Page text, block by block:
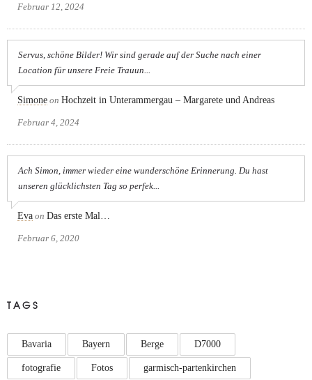
Februar 12, 2024
Servus, schöne Bilder! Wir sind gerade auf der Suche nach einer
Location für unsere Freie Trauun...
Simone on Hochzeit in Unterammergau – Margarete und Andreas
Februar 4, 2024
Ach Simon, immer wieder eine wunderschöne Erinnerung. Du hast
unseren glücklichsten Tag so perfek...
Eva on Das erste Mal…
Februar 6, 2020
TAGS
Bavaria Bayern Berge D7000
fotografie Fotos garmisch-partenkirchen